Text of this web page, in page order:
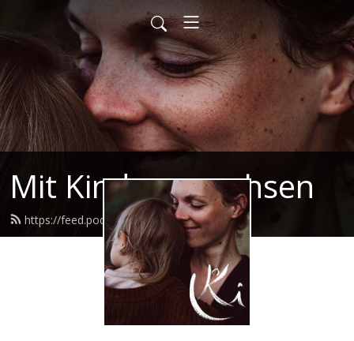
Mit Kindern wachsen
https://feed.podbean.com/mkw/feed.xml